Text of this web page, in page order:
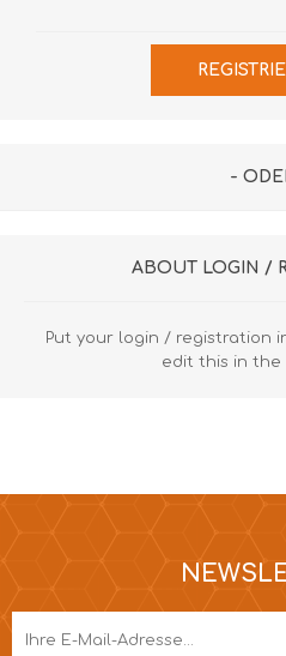
-
ABOUT LOGIN /
Put your login / registration
edit this in the